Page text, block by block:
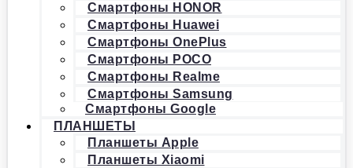
Смартфоны HONOR
Смартфоны Huawei
Смартфоны OnePlus
Смартфоны POCO
Смартфоны Realme
Смартфоны Samsung
Смартфоны Google
ПЛАНШЕТЫ
Планшеты Apple
Планшеты Xiaomi